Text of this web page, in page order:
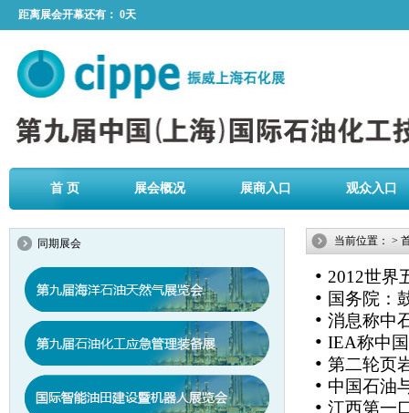
距离展会开幕还有： 0天
首 页 展会概况 展商入口 观众入口
同期展会 当前位置： >
• 2012世界
• 国务院：
• 消息称中
• IEA称中
• 第二轮页
• 中国石油
• 江西第一